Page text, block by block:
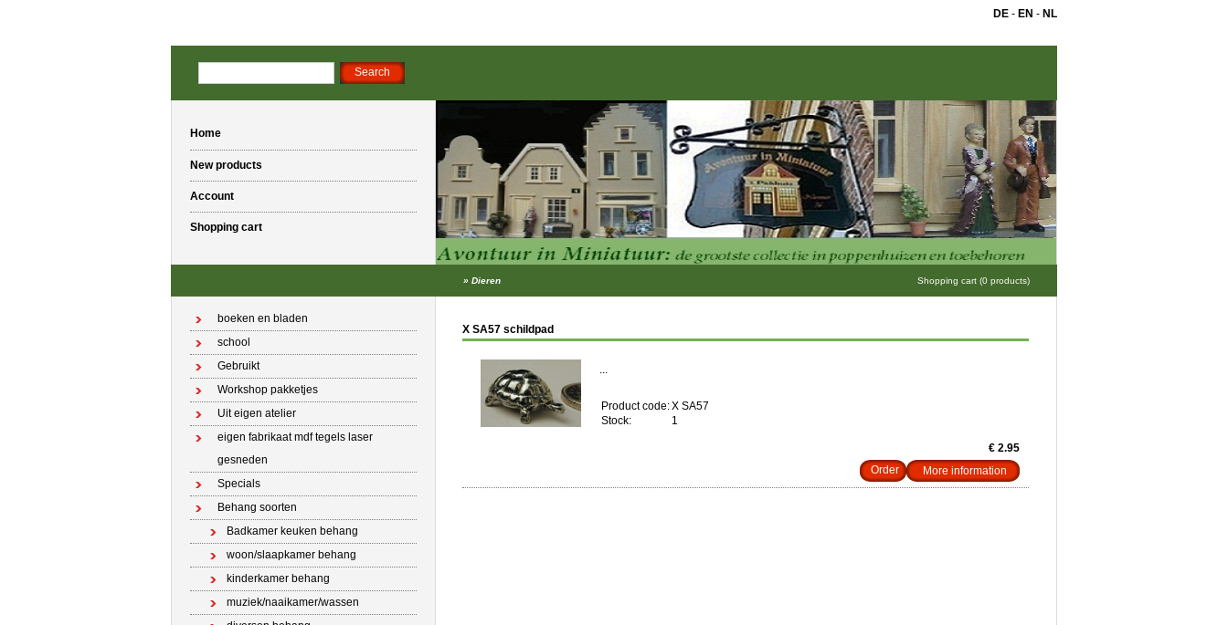
DE - EN - NL
Home
New products
Account
Shopping cart
» Dieren Shopping cart (0 products)
boeken en bladen
school
Gebruikt
Workshop pakketjes
Uit eigen atelier
eigen fabrikaat mdf tegels laser
gesneden
Specials
Behang soorten
Badkamer keuken behang
woon/slaapkamer behang
kinderkamer behang
muziek/naaikamer/wassen
X SA57 schildpad
...
Product code:X SA57
Stock:
1
€ 2.95
More information